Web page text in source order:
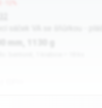
sáček VA se šňůrkou -